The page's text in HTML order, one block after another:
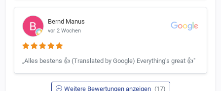
Bernd Manus
vor 2 Wochen
„Alles bestens 👍 (Translated by Google) Everything's great 👍"
Weitere Bewertungen anzeigen (17)